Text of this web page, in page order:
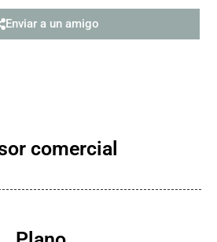
comercial
Enviar a un amigo